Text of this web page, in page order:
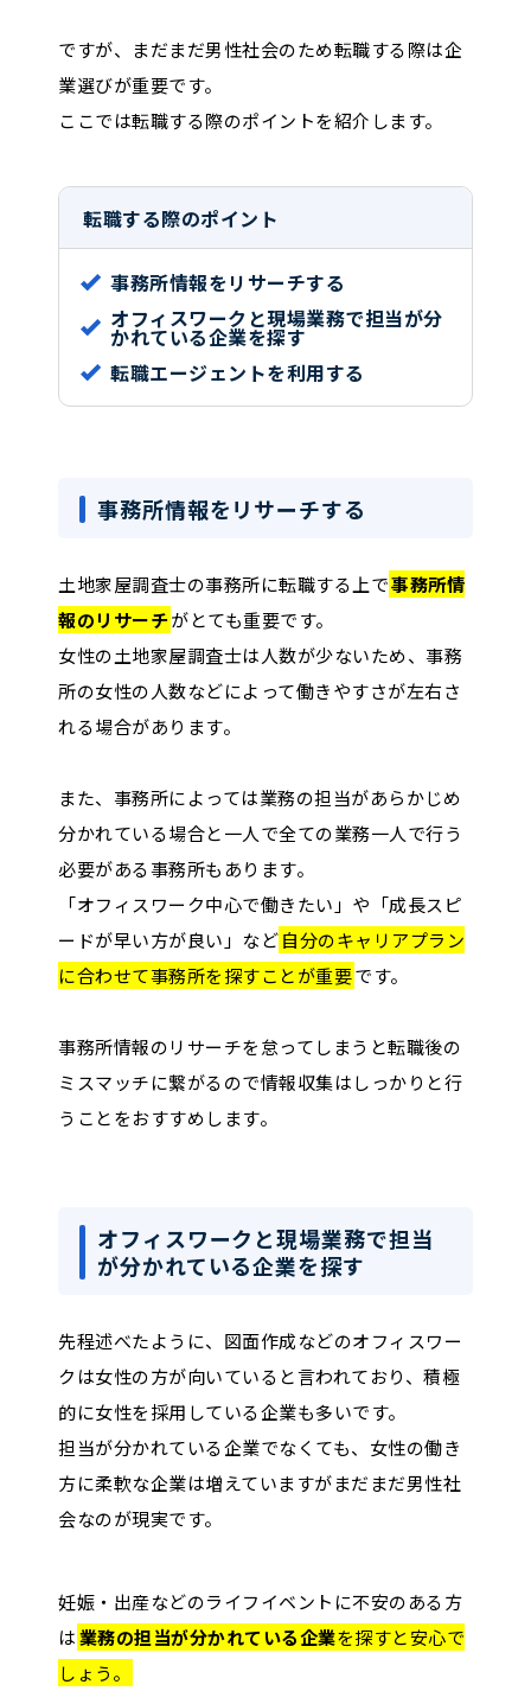
ですが、まだまだ男性社会のため転職する際は企
業選びが重要です。
ここでは転職する際のポイントを紹介します。
転職する際のポイント
事務所情報をリサーチする
オフィスワークと現場業務で担当が分
かれている企業を探す
転職エージェントを利用する
事務所情報をリサーチする
土地家屋調査士の事務所に転職する上で事務所情
報のリサーチがとても重要です。
女性の土地家屋調査士は人数が少ないため、事務
所の女性の人数などによって働きやすさが左右さ
れる場合があります。
また、事務所によっては業務の担当があらかじめ
分かれている場合と一人で全ての業務一人で行う
必要がある事務所もあります。
「オフィスワーク中心で働きたい」や「成長スピ
ードが早い方が良い」など自分のキャリアプラン
に合わせて事務所を探すことが重要です。
事務所情報のリサーチを怠ってしまうと転職後の
ミスマッチに繋がるので情報収集はしっかりと行
うことをおすすめします。
オフィスワークと現場業務で担当
が分かれている企業を探す
先程述べたように、図面作成などのオフィスワー
クは女性の方が向いていると言われており、積極
的に女性を採用している企業も多いです。
担当が分かれている企業でなくても、女性の働き
方に柔軟な企業は増えていますがまだまだ男性社
会なのが現実です。
妊娠・出産などのライフイベントに不安のある方
は業務の担当が分かれている企業を探すと安心で
しょう。